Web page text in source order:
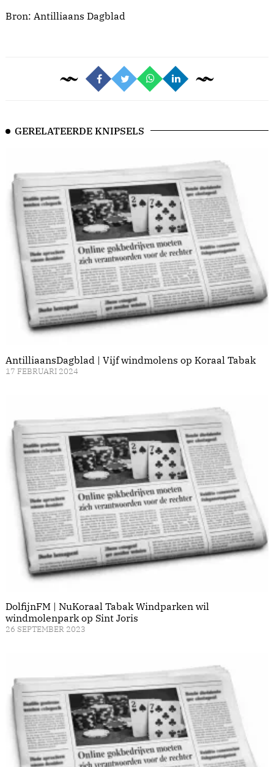
Bron: Antilliaans Dagblad
GERELATEERDE KNIPSELS
AntilliaansDagblad | Vijf windmolens op Koraal Tabak
17 FEBRUARI 2024
DolfijnFM | NuKoraal Tabak Windparken wil
windmolenpark op Sint Joris
26 SEPTEMBER 2023